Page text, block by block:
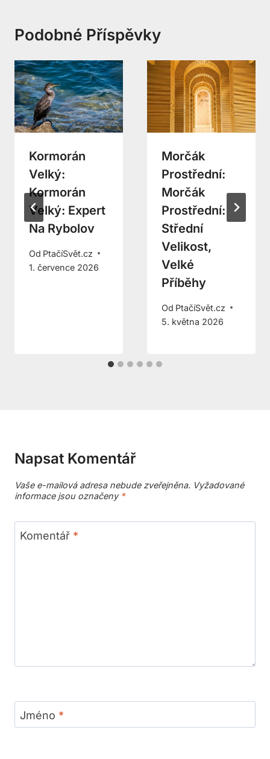
Podobné Příspěvky
Kormorán
Velký:
Kormorán
Velký: Expert
Na Rybolov
Od PtačíSvět.cz
1. července 2026
Morčák
Prostřední:
Morčák
Prostřední:
Střední
Velikost,
Velké
Příběhy
Od PtačíSvět.cz
5. května 2026
Napsat Komentář
Vaše e-mailová adresa nebude zveřejněna. Vyžadované
informace jsou označeny *
Komentář *
Jméno *